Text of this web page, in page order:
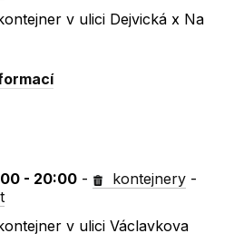
v ulici Dejvická x Na
- 20:00 - kontejnery -
v ulici Václavkova